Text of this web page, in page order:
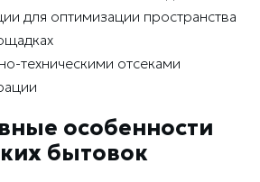
для оптимизации пространства
техническими отсеками
особенности
бытовок